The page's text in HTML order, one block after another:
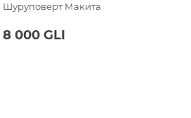
Шуруповерт Макита
8 000 GLI